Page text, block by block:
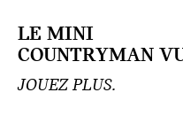
LE MINI
COUNTRYMAN
JOUEZ PLUS.